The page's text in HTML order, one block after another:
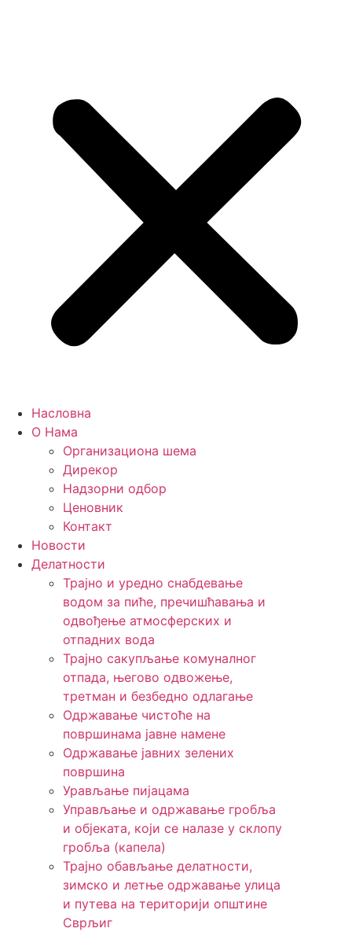
Насловна
О Нама
Организациона шема
Дирекор
Надзорни одбор
Ценовник
Контакт
Новости
Делатности
Трајно и уредно снабдевање
водом за пиће, пречишћавања и
одвођење атмосферских и
отпадних вода
Трајно сакупљање комуналног
отпада, његово одвожење,
третман и безбедно одлагање
Одржавање чистоће на
површинама јавне намене
Одржавање јавних зелених
површина
Урављање пијацама
Управљање и одржавање гробља
и објеката, који се налазе у склопу
гробља (капела)
Трајно обављање делатности,
зимско и летње одржавање улица
и путева на територији општине
Сврљиг